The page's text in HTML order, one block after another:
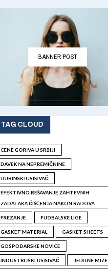
BANNER POST
TAG CLOUD
CENE GORIVA U SRBIJI
DAVEK NA NEPREMIČNINE
DUBINSKI USISIVAČ
EFEKTIVNO REŠAVANJE ZAHTEVNIH
ZADATAKA ČIŠĆENJA NAKON RADOVA
FREZANJE FUDBALSKE LIGE
GASKET MATERIAL GASKET SHEETS
GOSPODARSKE NOVICE
INDUSTRIJSKI USISIVAČ JEDILNE MIZE